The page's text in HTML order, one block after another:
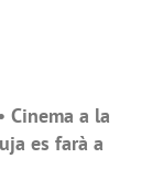
Cinema a la
es farà a